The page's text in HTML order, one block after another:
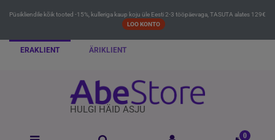
Püsikliendile kõik tooted -15%, kulleriga kaup koju üle Eesti 2-3 tööpäevaga, TASUTA alates 129€
LOO KONTO
ERAKLIENT ÄRIKLIENT
HULGI HÄID ASJU
0